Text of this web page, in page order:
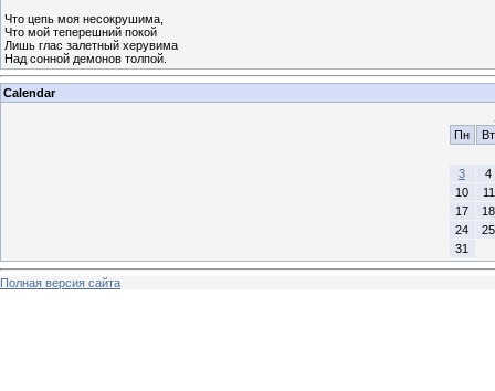
Что цепь моя несокрушима,
Что мой теперешний покой
Лишь глас залетный херувима
Над сонной демонов толпой.
Calendar
Пн
Вт
3
4
10
11
17
18
24
25
31
Полная версия сайта